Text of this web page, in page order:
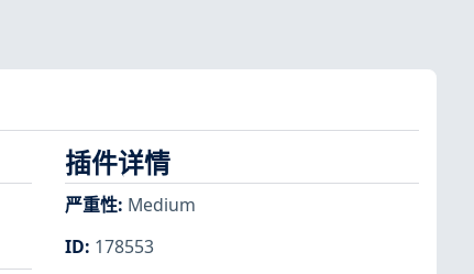
插件详情
严重性: Medium
ID: 178553